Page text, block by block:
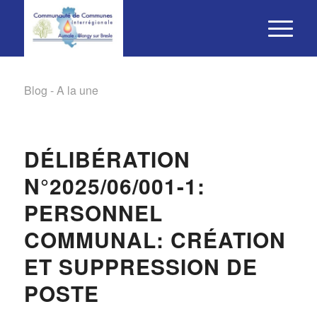
Blog - A la une
DÉLIBÉRATION
N°2025/06/001-1:
PERSONNEL
COMMUNAL: CRÉATION
ET SUPPRESSION DE
POSTE